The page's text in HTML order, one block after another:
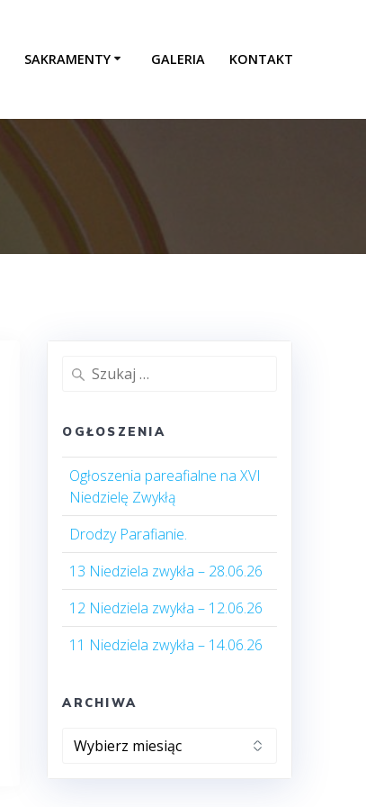
SAKRAMENTY GALERIA KONTAKT
Szukaj:
OGŁOSZENIA
Ogłoszenia pareafialne na XVI
Niedzielę Zwykłą
Drodzy Parafianie.
13 Niedziela zwykła – 28.06.26
12 Niedziela zwykła – 12.06.26
11 Niedziela zwykła – 14.06.26
ARCHIWA
Archiwa